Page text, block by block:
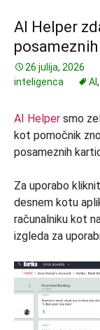
AI Helper
26 julija, 2026
inteligenca
AI,
AI Helper smo
kot pomočnik
posameznih
Za uporabo
desnem kotu
računalniku kot
izgleda za